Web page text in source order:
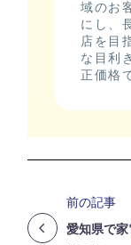
域のお
にし、
店を目
な目利
正価格
前の記事
愛知県で